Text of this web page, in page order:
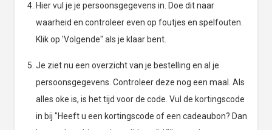
Hier vul je je persoonsgegevens in. Doe dit naar
waarheid en controleer even op foutjes en spelfouten.
Klik op 'Volgende" als je klaar bent.
Je ziet nu een overzicht van je bestelling en al je
persoonsgegevens. Controleer deze nog een maal. Als
alles oke is, is het tijd voor de code. Vul de kortingscode
in bij "Heeft u een kortingscode of een cadeaubon? Dan